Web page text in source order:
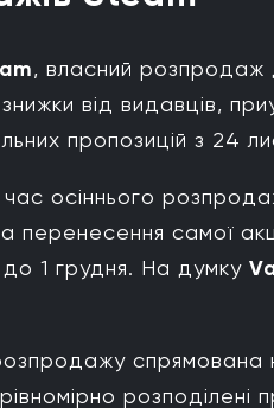
, власний розпродаж
від видавців,
пропозицій з 24
осіннього
перенесення самої
1 грудня. На думку
спрямована
розподілені